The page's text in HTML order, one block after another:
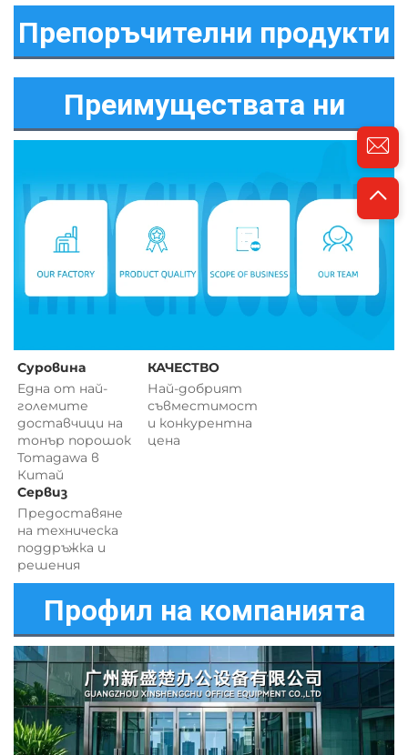
Препоръчителни продукти
Преимуществата ни
Суровина
Една от най-
големите
доставчици на
тонър порошок
Tomagawa в
Китай
КАЧЕСТВО
Най-добрият
съвместимост
и конкурентна
цена
Сервиз
Предоставяне
на техническа
поддръжка и
решения
Профил на компанията